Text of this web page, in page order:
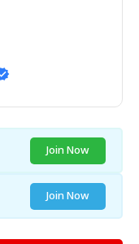
Join Now
Join Now